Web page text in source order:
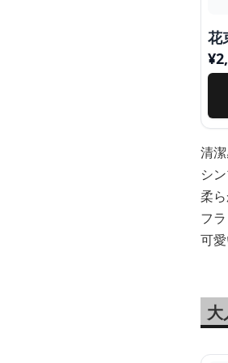
花
¥
清
シ
柔
フ
可
大